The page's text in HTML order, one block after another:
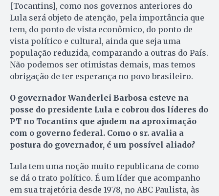
[Tocantins], como nos governos anteriores do
Lula será objeto de atenção, pela importância que
tem, do ponto de vista econômico, do ponto de
vista político e cultural, ainda que seja uma
população reduzida, comparando a outras do País.
Não podemos ser otimistas demais, mas temos
obrigação de ter esperança no povo brasileiro.
O governador Wanderlei Barbosa esteve na
posse do presidente Lula e cobrou dos líderes do
PT no Tocantins que ajudem na aproximação
com o governo federal. Como o sr. avalia a
postura do governador, é um possível aliado?
Lula tem uma noção muito republicana de como
se dá o trato político. É um líder que acompanho
em sua trajetória desde 1978, no ABC Paulista, às